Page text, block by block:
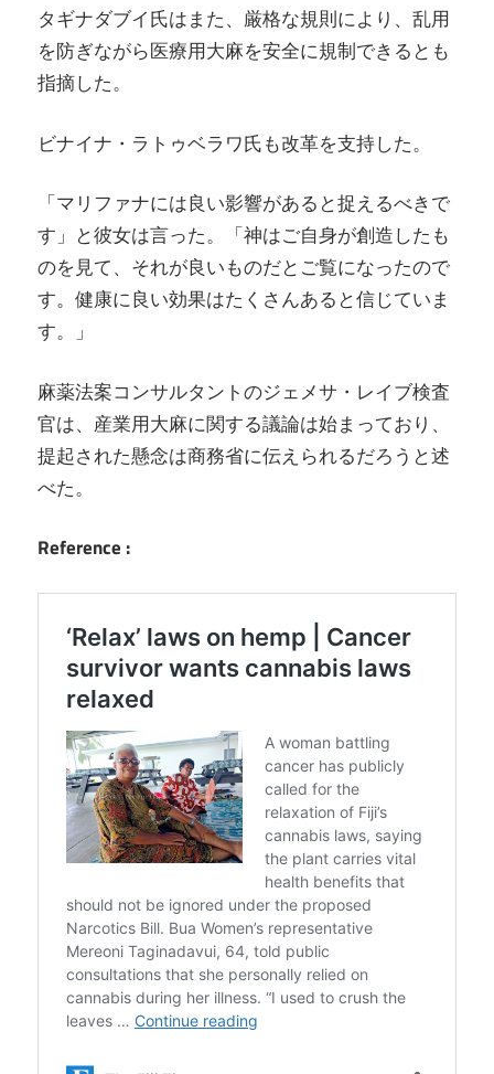
タギナダブイ氏はまた、厳格な規則により、乱用
を防ぎながら医療用大麻を安全に規制できるとも
指摘した。
ビナイナ・ラトゥベラワ氏も改革を支持した。
「マリファナには良い影響があると捉えるべきで
す」と彼女は言った。「神はご自身が創造したも
のを見て、それが良いものだとご覧になったので
す。健康に良い効果はたくさんあると信じていま
す。」
麻薬法案コンサルタントのジェメサ・レイブ検査
官は、産業用大麻に関する議論は始まっており、
提起された懸念は商務省に伝えられるだろうと述
べた。
Reference :